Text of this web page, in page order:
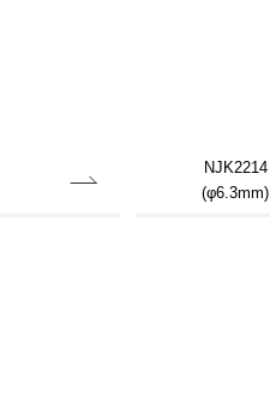
NJK2214
(φ6.3mm)